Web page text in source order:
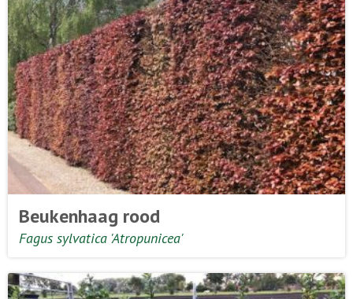
Beukenhaag rood
Fagus sylvatica 'Atropunicea'